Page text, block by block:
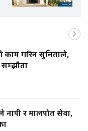
काम गरिन सुनिताले,
सम्झौता
नापी र मालपोत सेवा,